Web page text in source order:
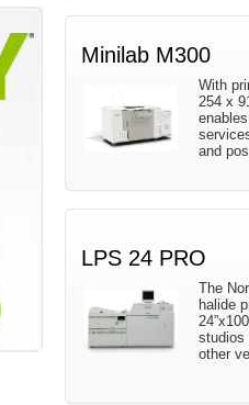
Minilab M300
With
254 x
and
LPS 24 PRO
The
halide
studios
other